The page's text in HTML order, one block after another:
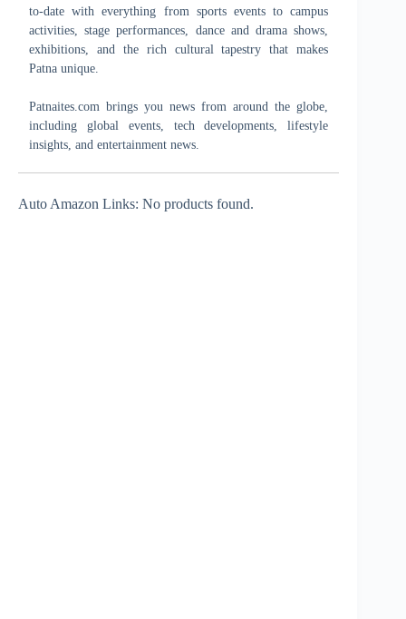
to-date with everything from sports events to campus
activities, stage performances, dance and drama shows,
exhibitions, and the rich cultural tapestry that makes
Patna unique.
Patnaites.com brings you news from around the globe,
including global events, tech developments, lifestyle
insights, and entertainment news.
Auto Amazon Links: No products found.